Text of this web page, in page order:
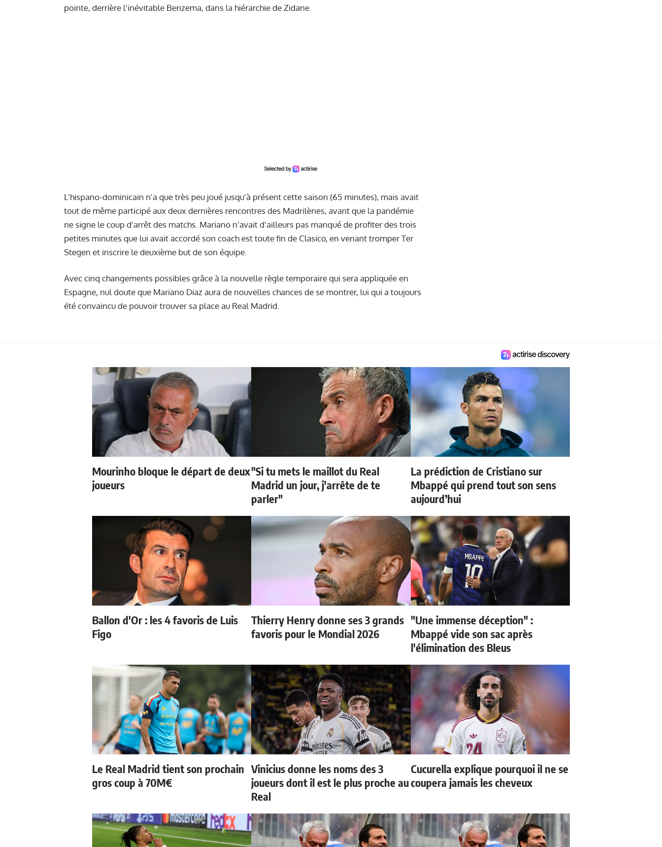
pointe, derrière l'inévitable Benzema, dans la hiérarchie de Zidane.
L'hispano-dominicain n'a que très peu joué jusqu'à présent cette saison (65 minutes), mais avait
tout de même participé aux deux dernières rencontres des Madrilènes, avant que la pandémie
ne signe le coup d'arrêt des matchs. Mariano n'avait d'ailleurs pas manqué de profiter des trois
petites minutes que lui avait accordé son coach est toute fin de Clasico, en venant tromper Ter
Stegen et inscrire le deuxième but de son équipe.
Avec cinq changements possibles grâce à la nouvelle règletemporaire qui sera appliquée en
Espagne, nul doute que Mariano Diaz aura de nouvelles chances de se montrer, lui qui a toujours
été convaincu de pouvoir trouver sa place au Real Madrid.
Mourinho bloque le départ de deux
joueurs
"Si tu mets le maillot du Real
Madrid un jour, j'arrête de te
parler"
La prédiction de Cristiano sur
Mbappé qui prend tout son sens
aujourd’hui
Ballon d'Or : les 4 favoris de Luis
Figo
Thierry Henry donne ses 3 grands
favoris pour le Mondial 2026
"Une immense déception" :
Mbappé vide son sac après
l'élimination des Bleus
Le Real Madrid tient son prochain
gros coup à 70M€
Vinicius donne les noms des 3
joueurs dont il est le plus proche au
Real
Cucurella explique pourquoi il ne se
coupera jamais les cheveux